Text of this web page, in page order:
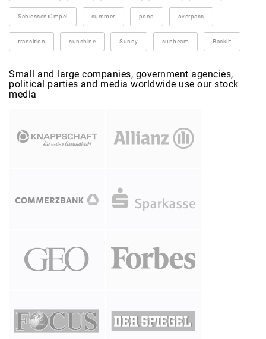
Schiessentümpel summer pond overpass
transition sunshine Sunny sunbeam Backlit
Small and large companies, government agencies,
political parties and media worldwide use our stock
media